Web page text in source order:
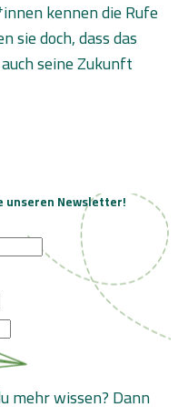
kennen die Rufe
sie doch, dass das
seine Zukunft
unseren Newsletter!
mehr wissen? Dann